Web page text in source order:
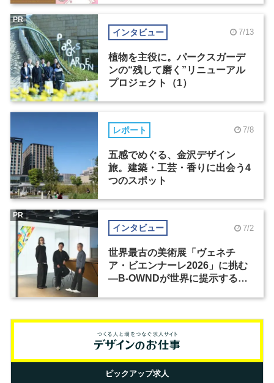
インタビュー 7/13
植物を主役に。パークスガーデ
ンの“残して磨く”リニューアル
プロジェクト（1）
PR
レポート 7/8
五感でめぐる、金沢デザイン
旅。建築・工芸・香りに出会う4
つのスポット
インタビュー 7/2
世界最古の美術展「ヴェネチ
ア・ビエンナーレ2026」に挑む
―B-OWNDが世界に提示する美
PR
ピックアップ求人